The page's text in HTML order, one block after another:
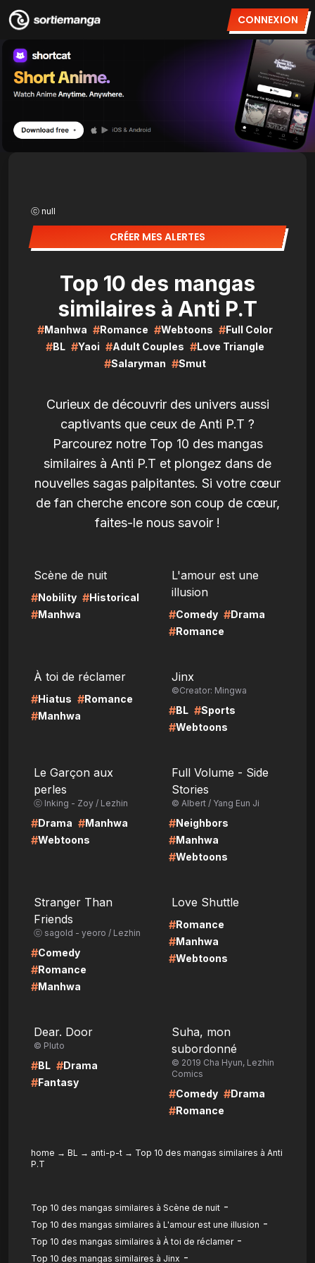
CONNEXION
ⓒ null
CRÉER MES ALERTES
Top 10 des mangas
similaires à Anti P.T
#Manhwa #Romance #Webtoons #Full Color
#BL #Yaoi #Adult Couples #Love Triangle
#Salaryman #Smut
Curieux de découvrir des univers aussi
captivants que ceux de Anti P.T ?
Parcourez notre Top 10 des mangas
similaires à Anti P.T et plongez dans de
nouvelles sagas palpitantes. Si votre cœur
de fan cherche encore son coup de cœur,
faites-le nous savoir !
Scène de nuit
#Nobility #Historical
#Manhwa
L'amour est une
illusion
#Comedy #Drama
#Romance
À toi de réclamer
#Hiatus #Romance
#Manhwa
Jinx
©Creator: Mingwa
#BL #Sports
#Webtoons
Le Garçon aux
perles
ⓒ Inking - Zoy / Lezhin
#Drama #Manhwa
#Webtoons
Full Volume - Side
Stories
© Albert / Yang Eun Ji
#Neighbors
#Manhwa
#Webtoons
Stranger Than
Friends
ⓒ sagold - yeoro / Lezhin
#Comedy
#Romance
#Manhwa
Love Shuttle
#Romance
#Manhwa
#Webtoons
Dear. Door
© Pluto
#BL #Drama
#Fantasy
Suha, mon
subordonné
© 2019 Cha Hyun, Lezhin
Comics
#Comedy #Drama
#Romance
home → BL → anti-p-t → Top 10 des mangas similaires à Anti
P.T
Top 10 des mangas similaires à Scène de nuit -
Top 10 des mangas similaires à L'amour est une illusion -
Top 10 des mangas similaires à À toi de réclamer-
Top 10 des mangas similaires à Jinx -